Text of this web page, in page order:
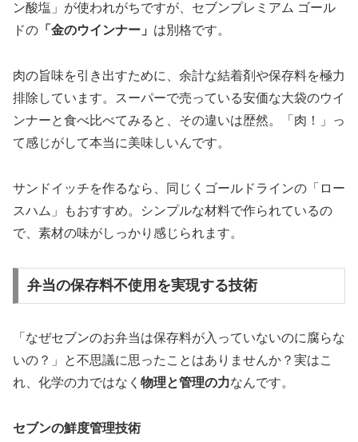
ン酸塩」が使われがちですが、セブンプレミアム ゴール
ドの 「金のウインナー」 は別格です。
肉の旨味を引き出すために、余計な結着剤や保存料を極力
排除しています。スーパーで売っている安価な大袋のウイ
ンナーと食べ比べてみると、その違いは歴然。「肉！」っ
て感じがして本当に美味しいんです。
サンドイッチを作るなら、同じくゴールドラインの「ロー
スハム」もおすすめ。シンプルな材料で作られているの
で、素材の味がしっかり感じられます。
弁当の保存料不使用を実現する技術
「なぜセブンのお弁当は保存料が入っていないのに腐らな
いの？」と不思議に思ったことはありませんか？実はこ
れ、化学の力ではなく 物理と管理の力なんです。
セブンの鮮度管理技術